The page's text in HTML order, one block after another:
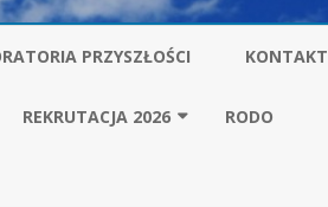
PRZYSZŁOŚCI KONTAKT
REKRUTACJA 2026 RODO